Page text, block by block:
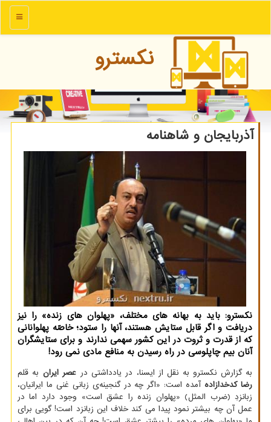
منو
نكسترو
آذربایجان و شاهنامه
نکسترو: باید به بهانه های مختلف، «پهلوان های زنده» را نیز
دریافت و اگر قابل ستایش هستند، آنها را ستود؛ خاصّه پهلوانانی
که از قدرت و ثروت در این کشور سهمی ندارند و برای ستایشگران
آنان بیم چاپلوسی در راه رسیدن به منافع مادی نمی رود!
به گزارش نکسترو به نقل از ایسنا، در یادداشتی در عصر ایران به قلم
رضا کدخدازادهآمده است: «اگر چه در گنجینه‌ی زبانی غنی ما ایرانیان،
زبانزدِ (ضرب المثل) «پهلوان زنده را عشق است» وجود دارد اما در
عمل آن چه بیشتر نمود پیدا می کند خلاف این زبانزد است! گویی برای